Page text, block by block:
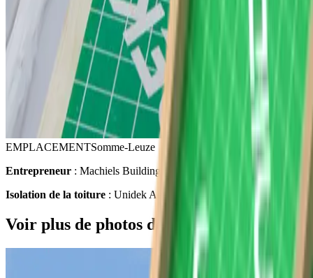
EMPLACEMENTSomme-Leuze
Entrepreneur : Machiels Building Solutions
Isolation de la toiture : Unidek Aero Confort
Voir plus de photos de ce projet